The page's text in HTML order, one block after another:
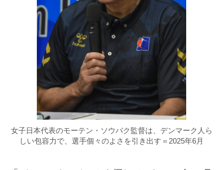
女子日本代表のモーテン・ソウバク監督は、デンマーク人ら
しい包容力で、選手個々のよさを引き出す＝2025年6月